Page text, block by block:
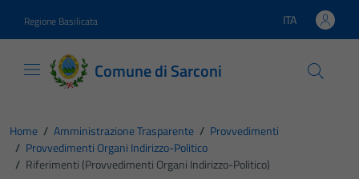
Regione Basilicata Lingua attiva:
ITA
Comune di Sarconi
Home / Amministrazione Trasparente / Provvedimenti
/ Provvedimenti Organi Indirizzo-Politico
/ Riferimenti (Provvedimenti Organi Indirizzo-Politico)